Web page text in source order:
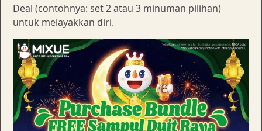
Deal (contohnya: set 2 atau 3 minuman pilihan)
untuk melayakkan diri.